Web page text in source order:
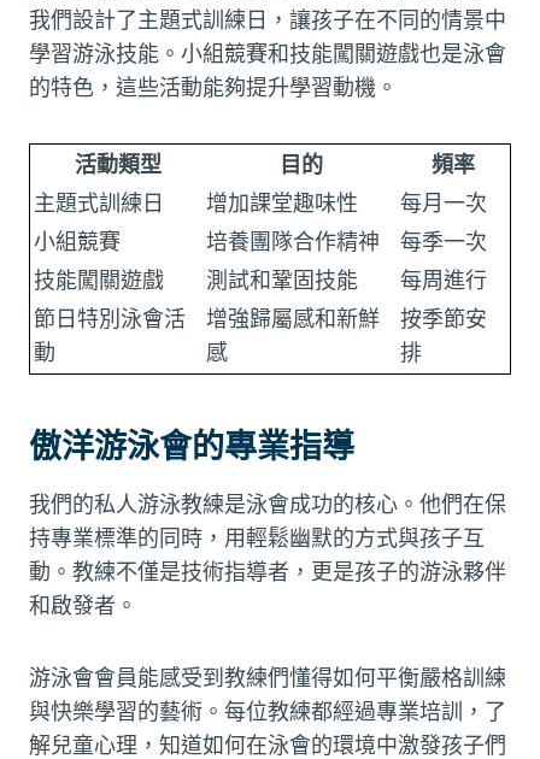
我們設計了主題式訓練日，讓孩子在不同的情景中
學習游泳技能。小組競賽和技能闖關遊戲也是泳會
的特色，這些活動能夠提升學習動機。
活動類型 目的
頻率
主題式訓練日
增加課堂趣味性
每月一次
小組競賽
培養團隊合作精神
每季一次
技能闖關遊戲
測試和鞏固技能
每周進行
節日特別泳會活
動
增強歸屬感和新鮮
感
按季節安
排
傲洋游泳會的專業指導
我們的私人游泳教練是泳會成功的核心。他們在保
持專業標準的同時，用輕鬆幽默的方式與孩子互
動。教練不僅是技術指導者，更是孩子的游泳夥伴
和啟發者。
游泳會會員能感受到教練們懂得如何平衡嚴格訓練
與快樂學習的藝術。每位教練都經過專業培訓，了
解兒童心理，知道如何在泳會的環境中激發孩子們